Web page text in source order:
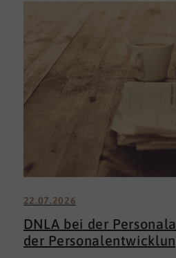
22.07.2026
DNLA bei der
der